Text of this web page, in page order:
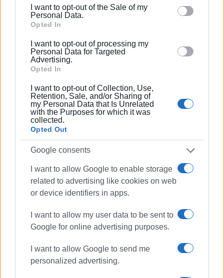
behaviour. You may click to grant or deny consent to
Google and its third-party tags to use your data for
section.
I want to opt-out of the Sale of my
Personal Data.
Opted In
I want to opt-out of processing my
Personal Data for Targeted
Advertising.
Opted In
I want to opt-out of Collection, Use,
Retention, Sale, and/or Sharing of
my Personal Data that Is Unrelated
with the Purposes for which it was
collected.
Opted Out
Google consents
I want to allow Google to enable storage
related to advertising like cookies on web
or device identifiers in apps.
I want to allow my user data to be sent to
Google for online advertising purposes.
I want to allow Google to send me
personalized advertising.